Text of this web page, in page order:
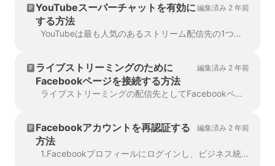
YouTubeスーパーチャットを有効に
する方法
編集済み 2 年前
YouTubeは最も人気のあるストリーム配信先の1つです。そのため、コンテンツクリエイターやライブストリーマーに多くの機会を提供しています。
ライブストリーミングのために
Facebookページを接続する方法
編集済み 2 年前
ライブストリーミングの配信先としてFacebookページを接続するには、このページの管理者または編集者である必要があります。必要なリ...
Facebookアカウントを再認証する
方法
編集済み 2 年前
1.Facebookプロフィールにログインし、ビジネス統合ページに移動します。Wave.videoアプリを見つけ、右側のボックスにチェックを入れ、...